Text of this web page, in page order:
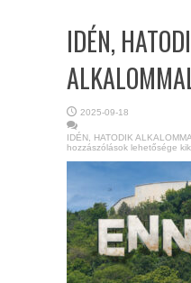
IDÉN,
2025-09-18
IDÉN, HATODIK
hozzászólások lehetősége